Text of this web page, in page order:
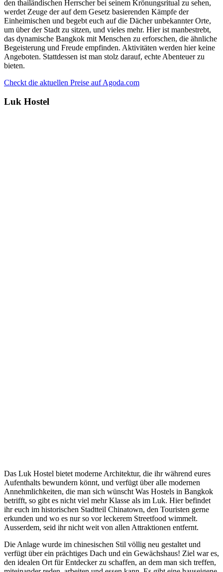
den thailändischen Herrscher bei seinem Krönungsritual zu sehen,
werdet Zeuge der auf dem Gesetz basierenden Kämpfe der
Einheimischen und begebt euch auf die Dächer unbekannter Orte,
um über der Stadt zu sitzen, und vieles mehr. Hier ist manbestrebt,
das dynamische Bangkok mit Menschen zu erforschen, die ähnliche
Begeisterung und Freude empfinden. Aktivitäten werden hier keine
Angeboten. Stattdessen ist man stolz darauf, echte Abenteuer zu
bieten.
Checkt die aktuellen Preise auf Agoda.com
Luk Hostel
Das Luk Hostel bietet moderne Architektur, die ihr während eures
Aufenthalts bewundern könnt, und verfügt über alle modernen
Annehmlichkeiten, die man sich wünscht Was Hostels in Bangkok
betrifft, so gibt es nicht viel mehr Klasse als im Luk. Hier befindet
ihr euch im historischen Stadtteil Chinatown, den Touristen gerne
erkunden und wo es nur so vor leckerem Streetfood wimmelt.
Ausserdem, seid ihr nicht weit von allen Attraktionen entfernt.
Die Anlage wurde im chinesischen Stil völlig neu gestaltet und
verfügt über ein prächtiges Dach und ein Gewächshaus! Ziel war es,
den idealen Ort für Entdecker zu schaffen, an dem man sich treffen,